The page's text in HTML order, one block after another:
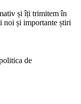
și îți trimitem în
noi și importante știri
de